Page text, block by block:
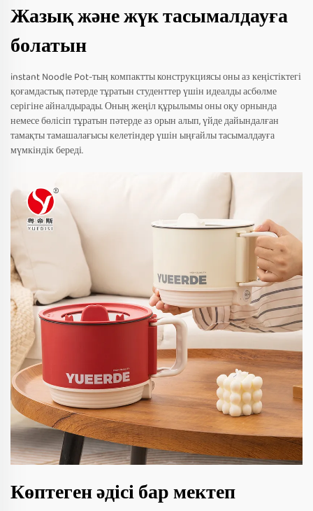
Жазық және жүк тасымалдауға
болатын
instant Noodle Pot-тың компактты конструкциясы оны аз кеңістіктегі
қоғамдастық пәтерде тұратын студенттер үшін идеалды асбөлме
серігіне айналдырады. Оның жеңіл құрылымы оны оқу орнында
немесе бөлісіп тұратын пәтерде аз орын алып, үйде дайындалған
тамақты тамашалағысы келетіндер үшін ыңғайлы тасымалдауға
мүмкіндік береді.
Көптеген әдісі бар мектеп